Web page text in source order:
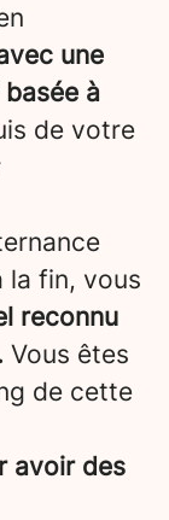
une
à
de votre
la fin, vous
reconnu
Vous êtes
de cette
avoir des